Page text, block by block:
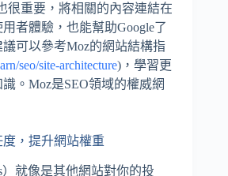
很重要，將相關的內容連結在
者體驗，也能幫助Google了
可以參考Moz的網站結構指
seo/site-architecture)，學習更
。Moz是SEO領域的權威網
，提升網站權重
就像是其他網站對你的投